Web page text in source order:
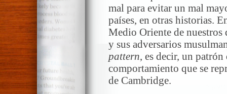
mal para evitar un mal
países, en otras historias.
Medio Oriente de nuestros
y sus adversarios
pattern, es decir, un
comportamiento que se
de Cambridge.